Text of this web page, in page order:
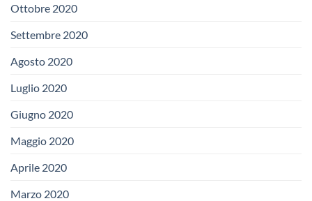
Ottobre 2020
Settembre 2020
Agosto 2020
Luglio 2020
Giugno 2020
Maggio 2020
Aprile 2020
Marzo 2020